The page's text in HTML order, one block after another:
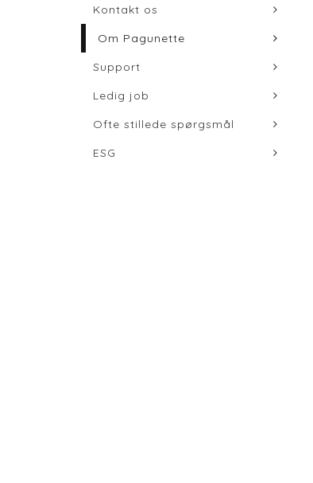
Kontakt os
Om Pagunette
Support
Ledig job
Ofte stillede spørgsmål
ESG